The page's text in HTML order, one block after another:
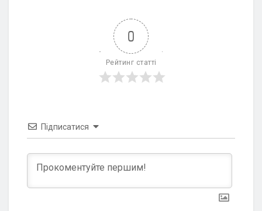
0
Рейтинг статті
Підписатися